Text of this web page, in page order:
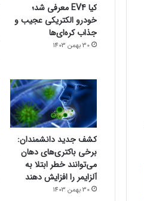
کیا EV4 معرفی شد؛
خودرو الکتریکی عجیب و
جذاب کره‌ای‌ها
30 بهمن 1403
کشف جدید دانشمندان:
برخی باکتری‌های دهان
می‌توانند خطر ابتلا به
آلزایمر را افزایش دهند
30 بهمن 1403